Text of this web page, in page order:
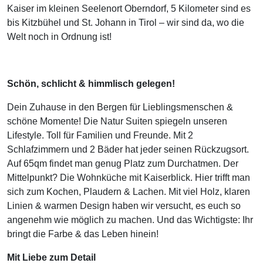
Kaiser im kleinen Seelenort Oberndorf, 5 Kilometer sind es
bis Kitzbühel und St. Johann in Tirol – wir sind da, wo die
Welt noch in Ordnung ist!
Schön, schlicht & himmlisch gelegen!
Dein Zuhause in den Bergen für Lieblingsmenschen &
schöne Momente! Die Natur Suiten spiegeln unseren
Lifestyle. Toll für Familien und Freunde. Mit 2
Schlafzimmern und 2 Bäder hat jeder seinen Rückzugsort.
Auf 65qm findet man genug Platz zum Durchatmen. Der
Mittelpunkt? Die Wohnküche mit Kaiserblick. Hier trifft man
sich zum Kochen, Plaudern & Lachen. Mit viel Holz, klaren
Linien & warmen Design haben wir versucht, es euch so
angenehm wie möglich zu machen. Und das Wichtigste: Ihr
bringt die Farbe & das Leben hinein!
Mit Liebe zum Detail